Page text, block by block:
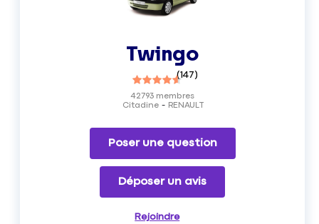
Twingo
(147)
Citadine RENAULT
42793membres
Poser une question
Déposer un avis
Rejoindre